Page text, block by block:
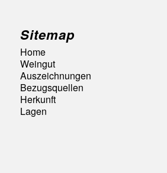
Sitemap
Home
Weingut
Auszeichnungen
Bezugsquellen
Herkunft
Lagen